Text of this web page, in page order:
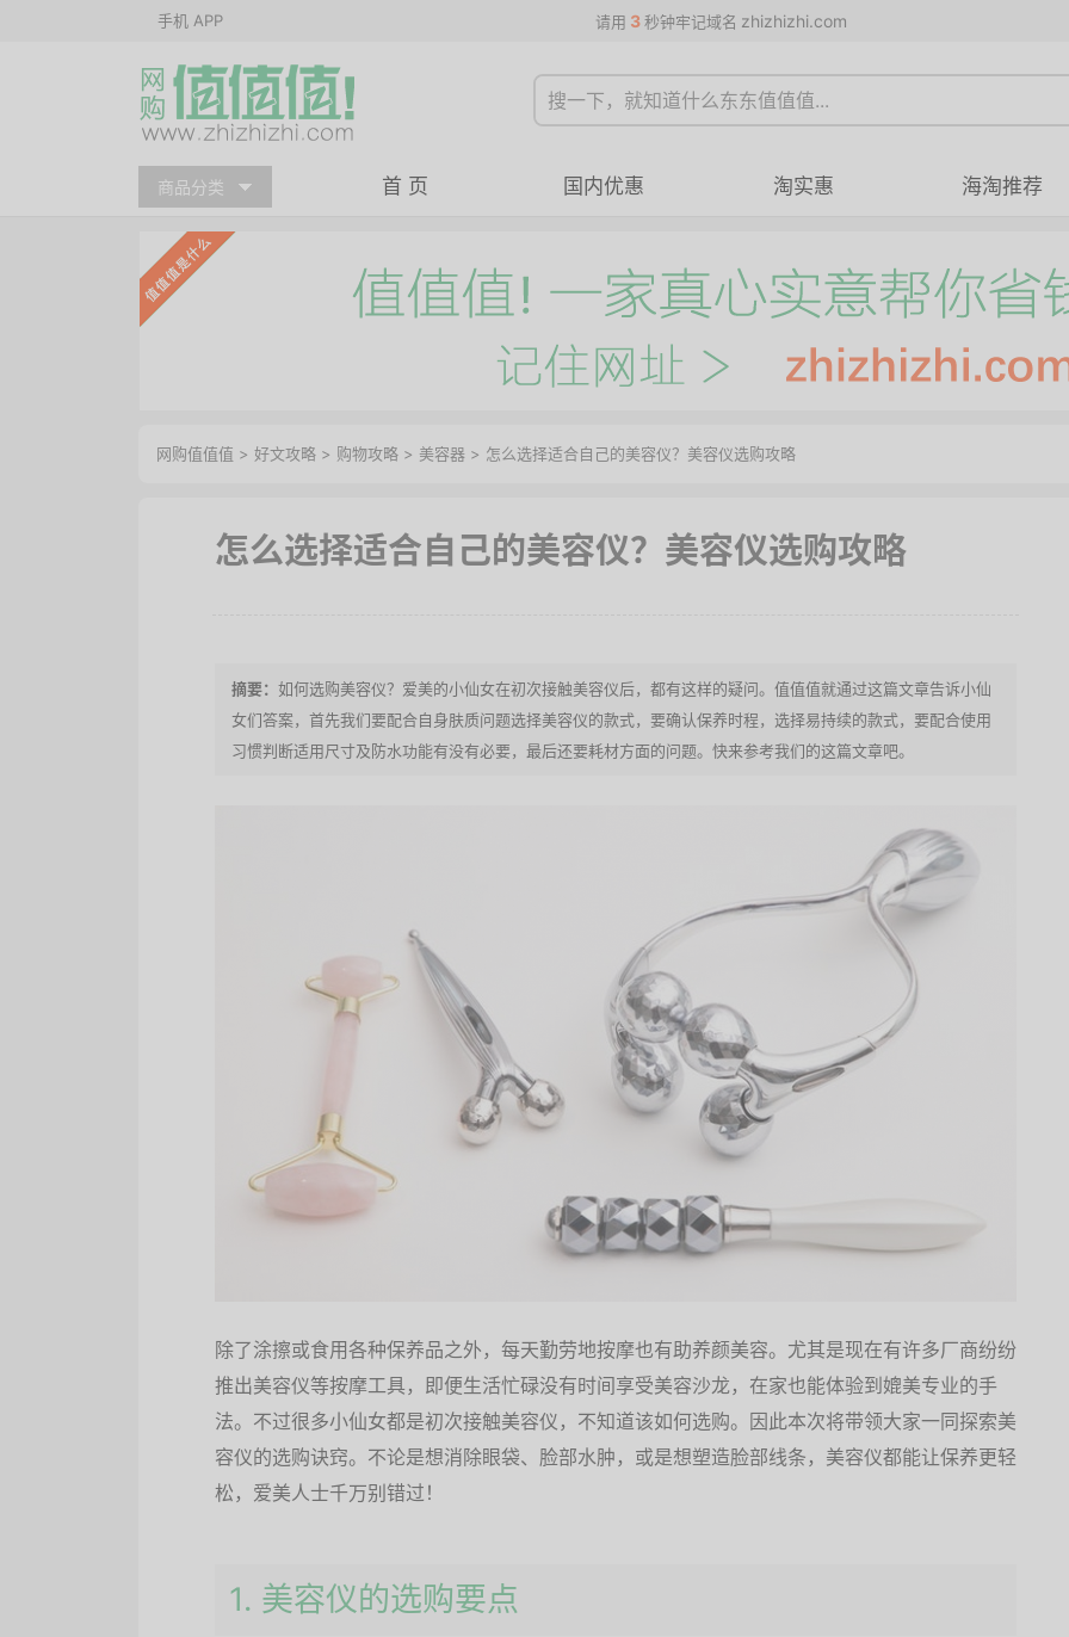
手机 APP 请用 3 秒钟牢记域名 zhizhizhi.com
商品分类 首 页 国内优惠 淘实惠 海淘推荐
网购值值值 > 好文攻略 > 购物攻略 > 美容器 > 怎么选择适合自己的美容仪？美容仪选购攻略
怎么选择适合自己的美容仪？美容仪选购攻略
如何选购美容仪？爱美的小仙女在初次接触美容仪后，都有这样的疑问。值值值就通过这篇文章告诉小仙
女们答案，首先我们要配合自身肤质问题选择美容仪的款式，要确认保养时程，选择易持续的款式，要配合使用
习惯判断适用尺寸及防水功能有没有必要，最后还要耗材方面的问题。快来参考我们的这篇文章吧。
除了涂擦或食用各种保养品之外，每天勤劳地按摩也有助养颜美容。尤其是现在有许多厂商纷纷
推出美容仪等按摩工具，即便生活忙碌没有时间享受美容沙龙，在家也能体验到媲美专业的手
法。不过很多小仙女都是初次接触美容仪，不知道该如何选购。因此本次将带领大家一同探索美
容仪的选购诀窍。不论是想消除眼袋、脸部水肿，或是想塑造脸部线条，美容仪都能让保养更轻
松，爱美人士千万别错过！
1. 美容仪的选购要点